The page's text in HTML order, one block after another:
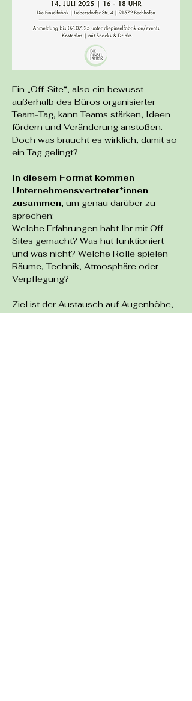
Ein „Off-Site“, also ein bewusst
außerhalb des Büros organisierter
Team-Tag, kann Teams stärken, Ideen
fördern und Veränderung anstoßen.
Doch was braucht es wirklich, damit so
ein Tag gelingt?
In diesem Format kommen
Unternehmensvertreter*innen
zusammen, um genau darüber zu
sprechen:
Welche Erfahrungen habt Ihr mit Off-
Sites gemacht? Was hat funktioniert
und was nicht? Welche Rolle spielen
Räume, Technik, Atmosphäre oder
Verpflegung?
Ziel ist der Austausch auf Augenhöhe,
das gegenseitige Lernen und das